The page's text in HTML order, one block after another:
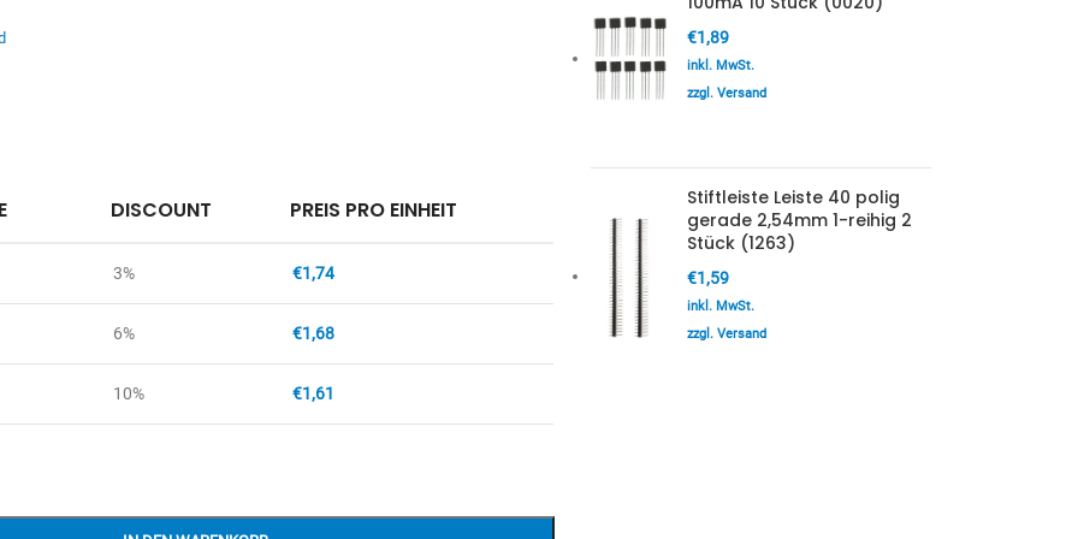
DISCOUNT PREIS PRO EINHEIT
3% €1,74
6% €1,68
10% €1,61
€1,89
inkl. MwSt.
zzgl. Versand
Stiftleiste Leiste 40 polig
gerade 2,54mm 1-reihig 2
Stück (1263)
€1,59
inkl. MwSt.
zzgl. Versand